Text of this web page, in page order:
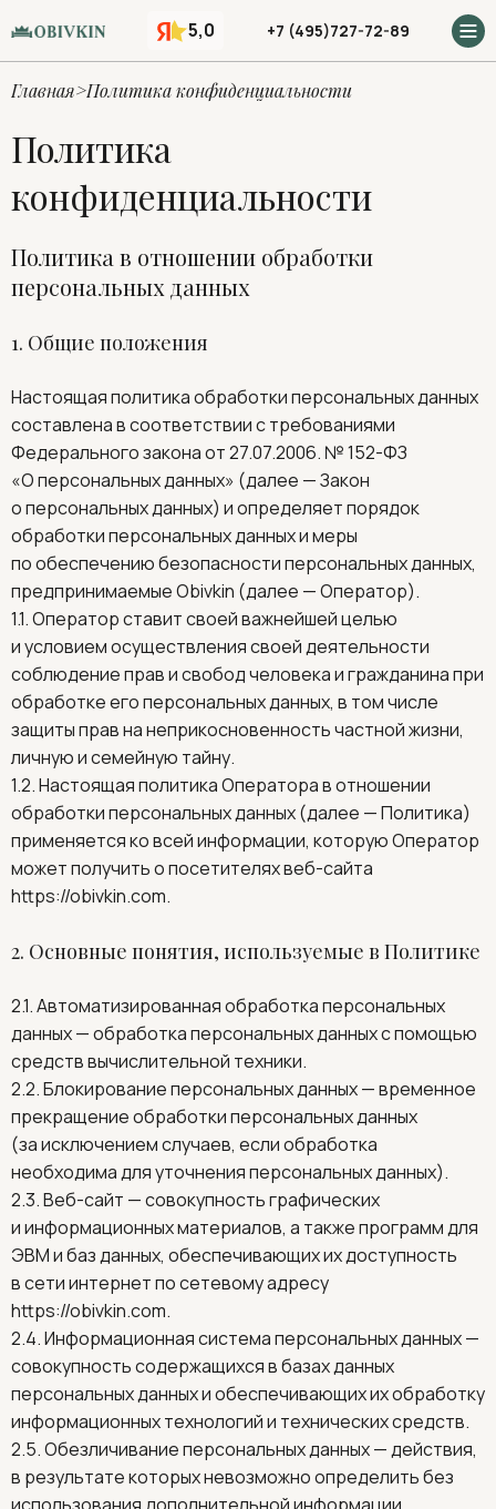
5,0 +7 (495)727-72-89
Главная Политика конфиденциальности
Политика
конфиденциальности
Политика в отношении обработки
персональных данных
1. Общие положения
Настоящая политика обработки персональных данных
составлена в соответствии с требованиями
Федерального закона от 27.07.2006. № 152-ФЗ
«О персональных данных» (далее — Закон
о персональных данных) и определяет порядок
обработки персональных данных и меры
по обеспечению безопасности персональных данных,
предпринимаемые Obivkin (далее — Оператор).
1.1. Оператор ставит своей важнейшей целью
и условием осуществления своей деятельности
соблюдение прав и свобод человека и гражданина при
обработке его персональных данных, в том числе
защиты прав на неприкосновенность частной жизни,
личную и семейную тайну.
1.2. Настоящая политика Оператора в отношении
обработки персональных данных (далее — Политика)
применяется ко всей информации, которую Оператор
может получить о посетителях веб-сайта
https://obivkin.com.
2. Основные понятия, используемые в Политике
2.1. Автоматизированная обработка персональных
данных — обработка персональных данных с помощью
средств вычислительной техники.
2.2. Блокирование персональных данных — временное
прекращение обработки персональных данных
(за исключением случаев, если обработка
необходима для уточнения персональных данных).
2.3. Веб-сайт — совокупность графических
и информационных материалов, а также программ для
ЭВМ и баз данных, обеспечивающих их доступность
в сети интернет по сетевому адресу
https://obivkin.com.
2.4. Информационная система персональных данных —
совокупность содержащихся в базах данных
персональных данных и обеспечивающих их обработку
информационных технологий и технических средств.
2.5. Обезличивание персональных данных — действия,
в результате которых невозможно определить без